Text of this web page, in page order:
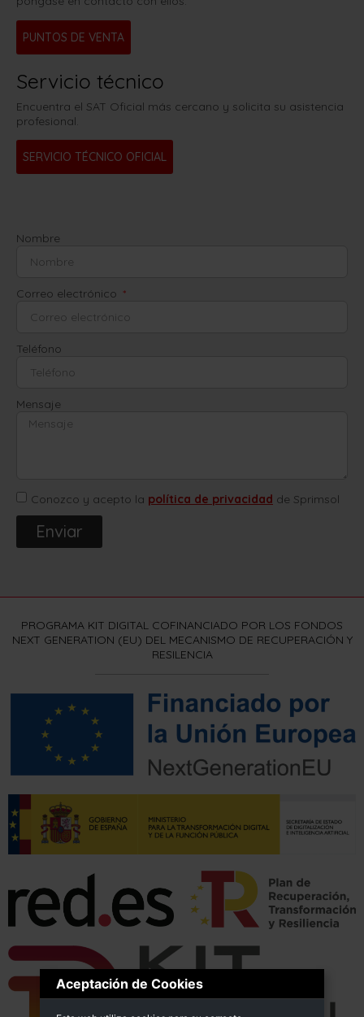
PUNTOS DE VENTA
Servicio técnico
Encuentra el SAT Oficial más cercano y solicita su asistencia
profesional.
SERVICIO TÉCNICO OFICIAL
Nombre
Correo electrónico
Teléfono
Mensaje
Conozco y acepto la política de privacidad de Sprimsol
Enviar
PROGRAMA KIT DIGITAL COFINANCIADO POR LOS FONDOS
NEXT GENERATION (EU) DEL MECANISMO DE RECUPERACIÓN Y
RESILENCIA
Aceptación de Cookies